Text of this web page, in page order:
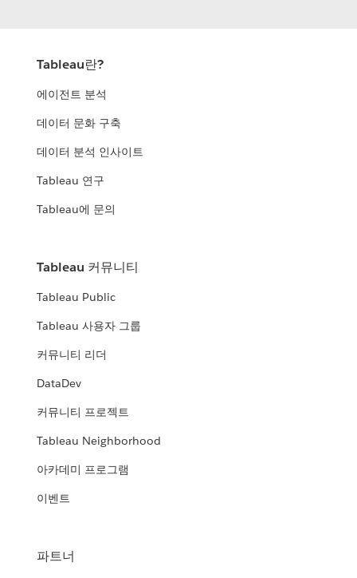
Tableau란?
에이전트 분석
데이터 문화 구축
데이터 분석 인사이트
Tableau 연구
Tableau에 문의
Tableau 커뮤니티
Tableau Public
Tableau 사용자 그룹
커뮤니티 리더
DataDev
커뮤니티 프로젝트
Tableau Neighborhood
아카데미 프로그램
이벤트
파트너